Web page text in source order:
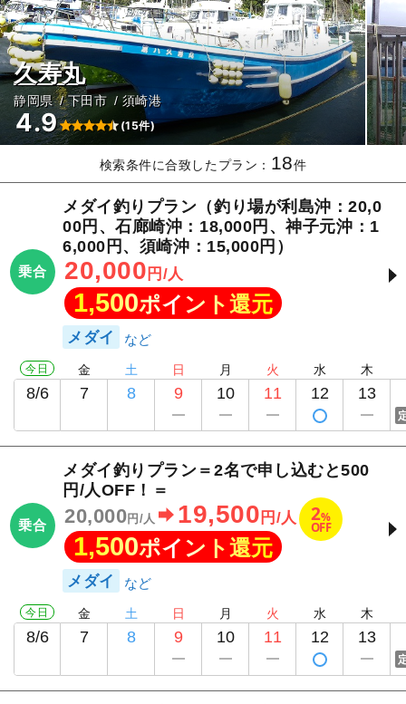
久寿丸
静岡県 下田市 須崎港
4.9 (15件)
検索条件に合致したプラン： 18件
乗合
メダイ釣りプラン（釣り場が利島沖：20,0
00円、石廊崎沖：18,000円、神子元沖：1
6,000円、須崎沖：15,000円）
20,000 円/人
1,500ポイント還元
メダイ
今日
8/6
金
7
土
8
日
9
月
10
火
11
水
12
木
13
乗合
メダイ釣りプラン＝2名で申し込むと500
円/人OFF！＝
20,000 円/人 19,500 円/人 2%
OFF
1,500ポイント還元
メダイ
今日
8/6
金
7
土
8
日
9
月
10
火
11
水
12
木
13